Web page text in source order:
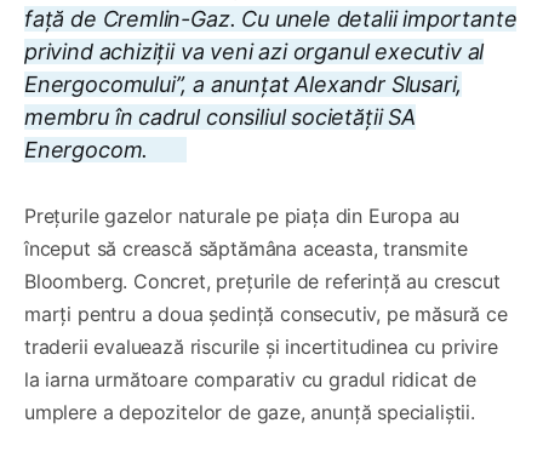
față de Cremlin-Gaz. Cu unele detalii importante
privind achiziții va veni azi organul executiv al
Energocomului”, a anunțat Alexandr Slusari,
membru în cadrul consiliul societății SA
Energocom.
Prețurile gazelor naturale pe piața din Europa au
început să crească săptămâna aceasta, transmite
Bloomberg. Concret, prețurile de referință au crescut
marți pentru a doua ședință consecutiv, pe măsură ce
traderii evaluează riscurile și incertitudinea cu privire
la iarna următoare comparativ cu gradul ridicat de
umplere a depozitelor de gaze, anunță specialiștii.